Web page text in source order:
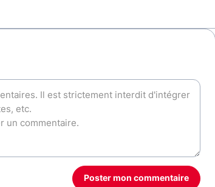
Poster mon commentaire